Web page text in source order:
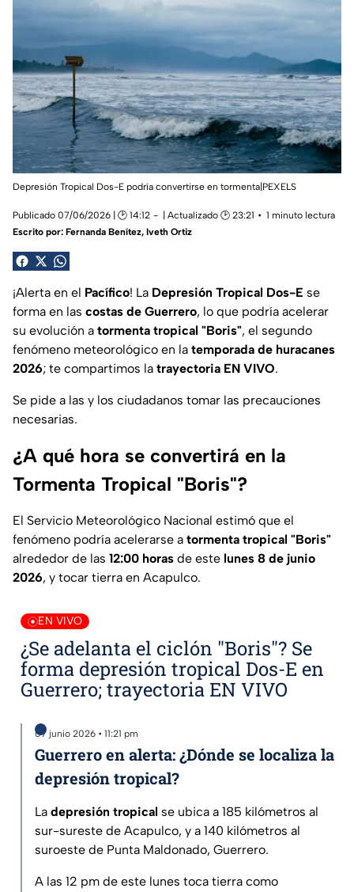
Depresión Tropical Dos-E podría convertirse en tormenta|PEXELS
Publicado 07/06/2026 | 🕑 14:12 | Actualizado 🕑 23:21
1 minuto lectura
Escrito por: Fernanda Benítez, Iveth Ortiz
¡Alerta en el Pacífico! La Depresión Tropical Dos-E se
forma en las costas de Guerrero, lo que podría acelerar
su evolución a tormenta tropical "Boris", el segundo
fenómeno meteorológico en la temporada de huracanes
2026; te compartimos la trayectoria EN VIVO.
Se pide a las y los ciudadanos tomar las precauciones
necesarias.
¿A qué hora se convertirá en la
Tormenta Tropical "Boris"?
El Servicio Meteorológico Nacional estimó que el
fenómeno podría acelerarse a tormenta tropical "Boris"
alrededor de las 12:00 horas de este lunes 8 de junio
2026, y tocar tierra en Acapulco.
EN VIVO
¿Se adelanta el ciclón "Boris"? Se
forma depresión tropical Dos-E en
Guerrero; trayectoria EN VIVO
07 junio 2026 • 11:21 pm
Guerrero en alerta: ¿Dónde se localiza la
depresión tropical?
La depresión tropical se ubica a 185 kilómetros al
sur-sureste de Acapulco, y a 140 kilómetros al
suroeste de Punta Maldonado, Guerrero.
A las 12 pm de este lunes toca tierra como